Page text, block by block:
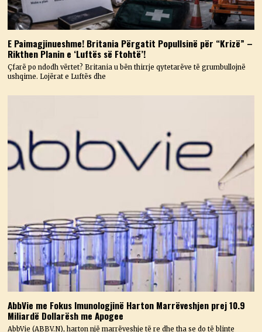
E Paimagjinueshme! Britania Përgatit Popullsinë për “Krizë” –
Rikthen Planin e ‘Luftës së Ftohtë’!
Çfarë po ndodh vërtet? Britania u bën thirrje qytetarëve të grumbullojnë
ushqime. Lojërat e Luftës dhe
AbbVie me Fokus Imunologjinë Harton Marrëveshjen prej 10.9
Miliardë Dollarësh me Apogee
AbbVie (ABBV.N), harton një marrëveshje të re dhe tha se do të blinte